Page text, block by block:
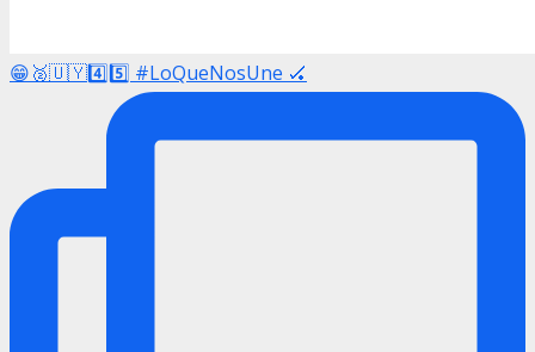
😁🥈🇺🇾4️⃣5️⃣ #LoQueNosUne 🏑